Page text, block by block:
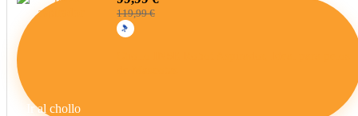
119,99 €
Ir al chollo